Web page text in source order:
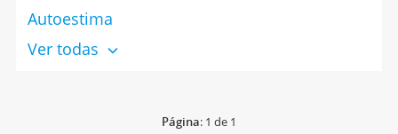
Autoestima
Ver todas
Página: 1 de 1